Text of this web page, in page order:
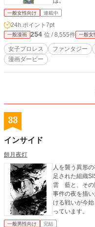
一般女性向け 連載中
24h.ポイント 7pt
一般漫画 254 位 / 8,555件 一般女
女子プロレス ファンタジー
漫画ダービー
33
インサイド
餅月夜灯
人を襲う異形
足された組織
雲 藍と、その
事件の夜を描
ける戦いが今始まる。 こちらの作品は読み
っています。
一般男性向け 完結